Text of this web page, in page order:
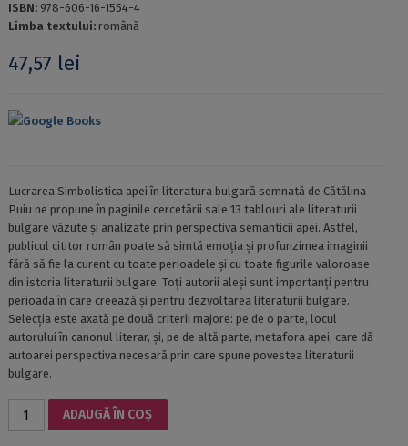
ISBN: 978-606-16-1554-4
Limba textului: română
47,57 lei
Google Books
Lucrarea Simbolistica apei în literatura bulgară semnată de Cătălina
Puiu ne propune în paginile cercetării sale 13 tablouri ale literaturii
bulgare văzute și analizate prin perspectiva semanticii apei. Astfel,
publicul cititor român poate să simtă emoția și profunzimea imaginii
fără să fie la curent cu toate perioadele și cu toate figurile valoroase
din istoria literaturii bulgare. Toți autorii aleși sunt importanți pentru
perioada în care creează și pentru dezvoltarea literaturii bulgare.
Selecția este axată pe două criterii majore: pe de o parte, locul
autorului în canonul literar, și, pe de altă parte, metafora apei, care dă
autoarei perspectiva necesară prin care spune povestea literaturii
bulgare.
ADAUGĂ ÎN COȘ